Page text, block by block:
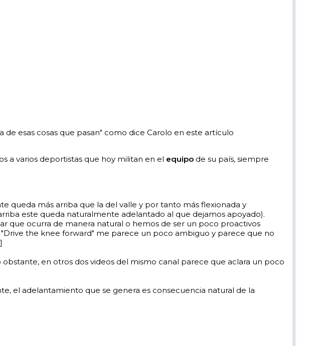
de esas cosas que pasan" como dice Carolo en este artículo
a varios deportistas que hoy militan en el equipo de su país, siempre
queda más arriba que la del valle y por tanto más flexionada y
este queda naturalmente adelantado al que dejamos apoyado).
que ocurra de manera natural o hemos de ser un poco proactivos
the knee forward" me parece un poco ambiguo y parece que no
]
en otros dos videos del mismo canal parece que aclara un poco
el adelantamiento que se genera es consecuencia natural de la